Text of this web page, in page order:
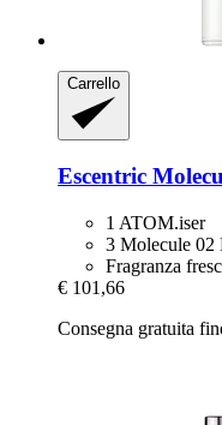
Carrello
Escentric
1 ATOM.iser
3 Molecule 02
Fragranza
€ 101,66
Consegna gratuita